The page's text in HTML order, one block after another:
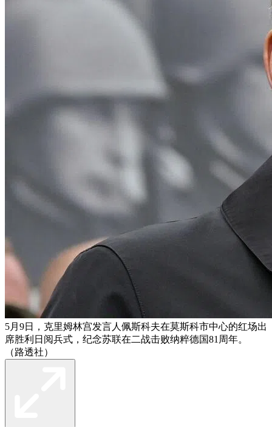
5月9日，克里姆林宫发言人佩斯科夫在莫斯科市中心的红场出
席胜利日阅兵式，纪念苏联在二战击败纳粹德国81周年。
（路透社）